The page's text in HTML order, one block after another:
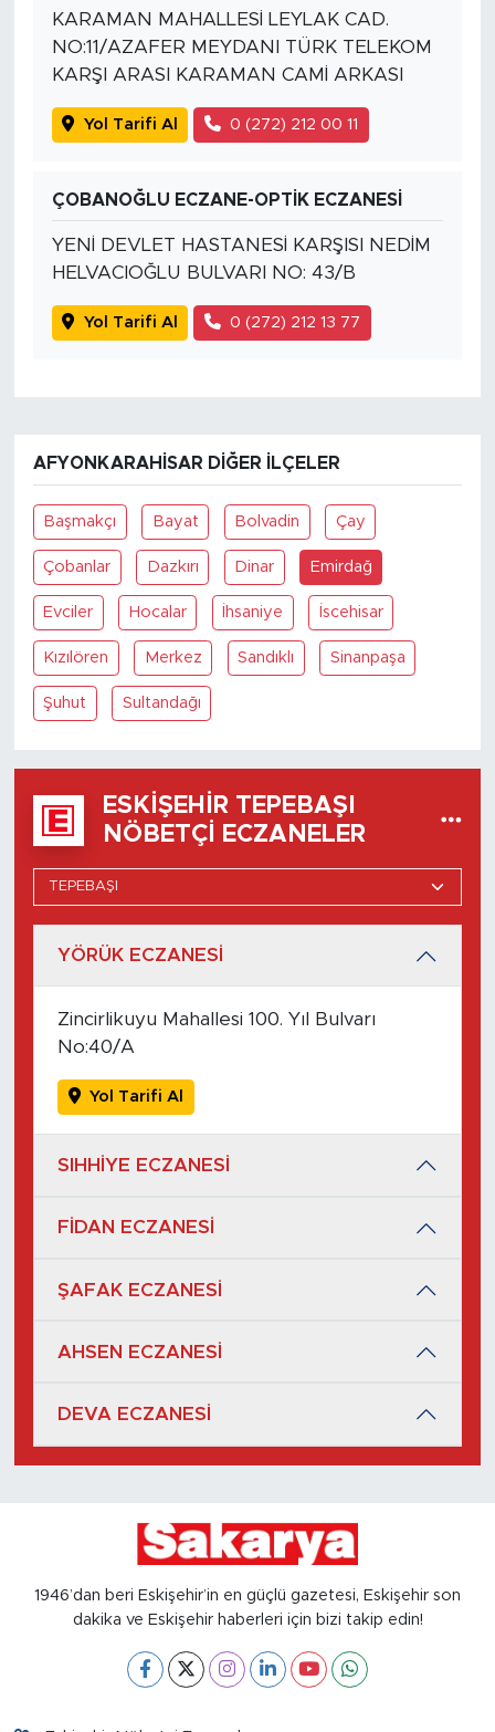
KARAMAN MAHALLESİ LEYLAK CAD.
NO:11/AZAFER MEYDANI TÜRK TELEKOM
KARŞI ARASI KARAMAN CAMİ ARKASI
Yol Tarifi Al 0 (272) 212 00 11
ÇOBANOĞLU ECZANE-OPTİK ECZANESİ
YENİ DEVLET HASTANESİ KARŞISI NEDİM
HELVACIOĞLU BULVARI NO: 43/B
Yol Tarifi Al 0 (272) 212 13 77
AFYONKARAHISAR DIĞER İLÇELER
Başmakçı Bayat Bolvadin Çay
Çobanlar Dazkırı Dinar Emirdağ
Evciler Hocalar İhsaniye İscehisar
Kızılören Merkez Sandıklı Sinanpaşa
Şuhut Sultandağı
ESKIŞEHIR TEPEBAŞI
NÖBETÇI ECZANELER
YÖRÜK ECZANESİ
Zincirlikuyu Mahallesi 100. Yıl Bulvarı
No:40/A
Yol Tarifi Al
SIHHİYE ECZANESİ
FİDAN ECZANESİ
ŞAFAK ECZANESİ
AHSEN ECZANESİ
DEVA ECZANESİ
1946’dan beri Eskişehir’in en güçlü gazetesi, Eskişehir son
dakika ve Eskişehir haberleri için bizi takip edin!